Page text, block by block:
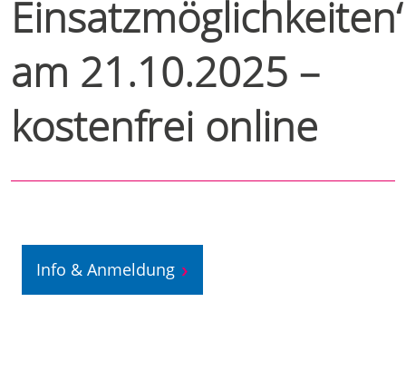
Einsatzmöglichkeiten‘
am 21.10.2025 –
kostenfrei online
Info & Anmeldung